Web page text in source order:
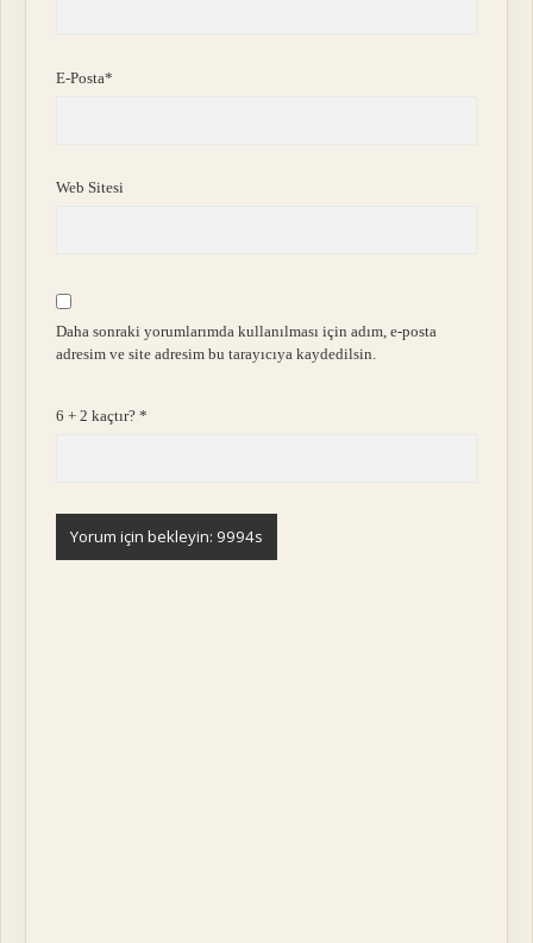
E-Posta*
Web Sitesi
Daha sonraki yorumlarımda kullanılması için adım, e-posta
adresim ve site adresim bu tarayıcıya kaydedilsin.
6 + 2 kaçtır?*